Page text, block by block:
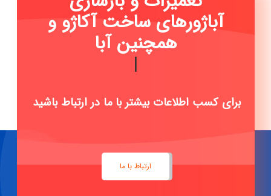
آباژورهای ساخت آکاژو و
همچنین آباژو
|
برای کسب اطلاعات بیشتر با ما در ارتباط باشید
ارتباط با ما